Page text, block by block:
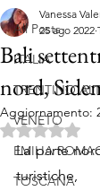
All Posts
ITALIA
TRENTINO
VENETO
EMILIA
TOSCANA
Bali
nord,
Vanessa
25 ago 2022
Aggiornamento:
La parte